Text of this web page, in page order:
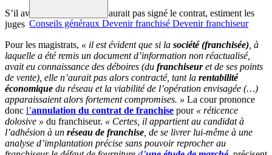
Conseils généraux Devenir franchisé Devenir franchiseur
S’il avait su, le franchisé n’aurait pas signé le contrat, estiment les
juges
Pour les magistrats, « il est évident que si la société (franchisée) , à
laquelle a été remis un document d’information non réactualisé,
avait eu connaissance des déboires (du franchiseuret de ses points
de vente), elle n’aurait pas alors contracté, tant la rentabilité
économique du réseau et la viabilité de l’opération envisagée (…)
apparaissaient alors fortement compromises. » La cour prononce
donc l’annulation du contrat de franchise pour « réticence
dolosive » du franchiseur. « Certes, il appartient au candidat à
l’adhésion à un réseau de franchise , de se livrer lui-même à une
analyse d’implantation précise sans pouvoir reprocher au